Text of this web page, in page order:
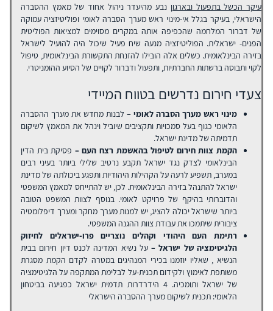
עיקר הכשל בתפעול ובארגון נבע מהיעדר ניהול אחוד של מאמץ ההסברה
הישראלי, בעיקר בגלל אי-מינוי ראש מערך הסברה לאומי ופוליטיזציה עמוקה
של דברור המלחמה שהכפיפה אותה במקרים מסוימים למציאות הפוליטית
הפנים- ישראלית. הפוליטיזציה מנעה שיח פעיל שיכול היה להועיל לישראל
בזירה הבינלאומית. כשלים אלה הובילו להזנחת התקשורת הבינלאומית, טיפול
לקוי ותבוסה ברשתות החברתיות, ותפעול ודברור לקויים של הסיוע ההומניטרי.
צעדי חירום נדרשים בטווח המיידי
מינוי ראש מערך הסברה לאומי – לבנות מחדש את מערך ההסברה
הלאומי כגוף בעל סמכויות ותקציבים שיוביל וינהל את המאמץ לשיקום
תדמיתה של מדינת ישראל.
הקמת צוות חירום לטיפול בהאשמת רצח העם – פסיקת בית הדין
הבינלאומי לצדק נגד ישראל תקבע נרטיב שלילי ביותר בעיני רבים
במערב, תשפיע לרעה על הקהילות היהודיות ותפגע ביכולתה של מדינת
ישראל להתנהל בזירה הבינלאומית. לכן, יש להתייחס למאמץ המשפטי
והדוברותי בהיקף של פרויקט לאומי. בנוסף לצוות המשפט הטובה
ביותר שישראל יכולה להציג, יש למנות מערך מחקר ומערך דיפלומטיה
ציבורית שיתמכו את עבודת צוות ההגנה המשפטי.
רתימת העם היהודי וקהלים נוצריים פרו-ישראלים לחיזוק
הלגיטימציה של ישראל –על נשיא המדינה לכנס דיון חירום בבית
הנשיא , שאליו יוזמנו בכירי המנהיגים במטרה לקדם הקמת מסגרת
משותפת לאימוץ ולקידום תכנית-על לבלימת המתקפה על הלגיטימציה
של ישראל ותומכיה. 4 הידרדרות תדמית ישראל כפגיעה בביטחון
הלאומי: תכנית לשיקום מערך ההסברה הישראלי